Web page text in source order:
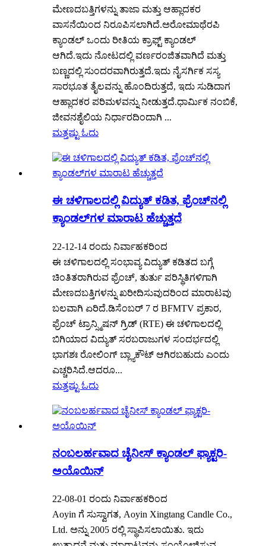
ಮೇಣದಬತ್ತಿಗಳನ್ನು ತಾಜಾ ಮತ್ತು ಆಹ್ಲಾದಕರ
ವಾಸನೆಯಿಂದ ನಿರೂಪಿಸಲಾಗಿದೆ.ಅರೋಮಾಥೆರಪಿ
ಕ್ಯಾಂಡಲ್ ಒಂದು ರೀತಿಯ ಕ್ರಾಫ್ಟ್ ಕ್ಯಾಂಡಲ್
ಆಗಿದೆ.ಇದು ನೋಟದಲ್ಲಿ ವರ್ಣರಂಜಿತವಾಗಿದೆ ಮತ್ತು
ಬಣ್ಣದಲ್ಲಿ ಸುಂದರವಾಗಿರುತ್ತದೆ.ಇದು ನೈಸರ್ಗಿಕ ಸಸ್ಯ
ಸಾರಭೂತ ತೈಲವನ್ನು ಹೊಂದಿರುತ್ತದೆ, ಇದು ಸುಡಿದಾಗ
ಆಹ್ಲಾದಕರ ಪರಿಮಳವನ್ನು ನೀಡುತ್ತದೆ.ಧಾರ್ಮಿಕ ನಂಬಿಕೆ,
ಜೀವನಶೈಲಿಯ ನಿರ್ಧಾರದಿಂದಾಗಿ ...
ಮತ್ತಷ್ಟು ಓದು
ಈ ಚಳಿಗಾಲದಲ್ಲಿ ವಿದ್ಯುತ್ ಕಡಿತ, ಫ್ರೆಂಚ್‌ನಲ್ಲಿ
ಕ್ಯಾಂಡಲ್‌ಗಳ ಮಾರಾಟ ಹೆಚ್ಚುತ್ತದೆ
22-12-14 ರಂದು ನಿರ್ವಾಹಕರಿಂದ
ಈ ಚಳಿಗಾಲದಲ್ಲಿ ಸಂಭಾವ್ಯ ವಿದ್ಯುತ್ ಕಡಿತದ ಬಗ್ಗೆ
ಚಿಂತಿತರಾಗಿರುವ ಫ್ರೆಂಚ್, ತುರ್ತು ಪರಿಸ್ಥಿತಿಗಳಿಗಾಗಿ
ಮೇಣದಬತ್ತಿಗಳನ್ನು ಖರೀದಿಸುವುದರಿಂದ ಮಾರಾಟವು
ಬಲವಾಗಿ ಏರಿದೆ.ಡಿಸೆಂಬರ್ 7 ರ BFMTV ಪ್ರಕಾರ,
ಫ್ರೆಂಚ್ ಟ್ರಾನ್ಸ್ಮಿಷನ್ ಗ್ರಿಡ್ (RTE) ಈ ಚಳಿಗಾಲದಲ್ಲಿ
ಬಿಗಿಯಾದ ವಿದ್ಯುತ್ ಸರಬರಾಜುಗಳ ಸಂದರ್ಭದಲ್ಲಿ
ಭಾಗಶಃ ರೋಲಿಂಗ್ ಬ್ಲ್ಯಾಕೌಟ್ ಆಗಿರಬಹುದು ಎಂದು
ಎಚ್ಚರಿಸಿದೆ.ಆದರೂ...
ಮತ್ತಷ್ಟು ಓದು
ನಂಬಲರ್ಹವಾದ ಚೈನೀಸ್ ಕ್ಯಾಂಡಲ್ ಫ್ಯಾಕ್ಟರಿ-
ಅಯೊಯಿನ್
22-08-01 ರಂದು ನಿರ್ವಾಹಕರಿಂದ
Aoyin ಗೆ ಸುಸ್ವಾಗತ, Aoyin Xingtang Candle Co.,
Ltd. ಅನ್ನು 2005 ರಲ್ಲಿ ಸ್ಥಾಪಿಸಲಾಯಿತು. ಇದು